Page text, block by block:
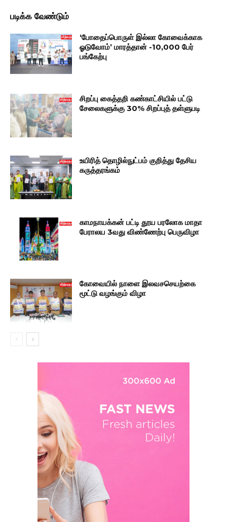
படிக்க வேண்டும்
‘போதைப்பொருள் இல்லா கோவைக்காக
ஓடுவோம்’ மாரத்தான் -10,000 பேர்
பங்கேற்பு
சிறப்பு கைத்தறி கண்காட்சியில் பட்டு
சேலைகளுக்கு 30% சிறப்புத் தள்ளுபடி
உயிரித் தொழில்நுட்பம் குறித்து தேசிய
கருத்தரங்கம்
காமநாயக்கன் பட்டி தூய பரலோக மாதா
பேராலய 3வது விண்ணேற்பு பெருவிழா
கோவையில் நாளை இலவசசெயற்கை
மூட்டு வழங்கும் விழா